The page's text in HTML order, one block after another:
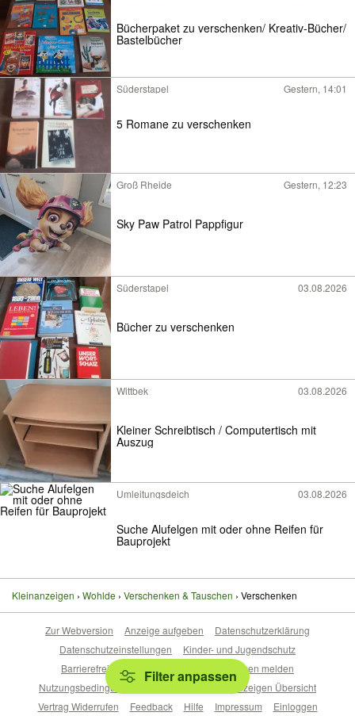
Bücherpaket zu verschenken/ Kreativ-Bücher/
Bastelbücher
Süderstapel Gestern, 14:01
5 Romane zu verschenken
Groß Rheide Gestern, 12:23
Sky Paw Patrol Pappfigur
Süderstapel 03.08.2026
Bücher zu verschenken
Wittbek 03.08.2026
Kleiner Schreibtisch / Computertisch mit
Auszug
Umleitungsdeich 03.08.2026
Suche Alufelgen mit oder ohne Reifen für
Bauprojekt
Kleinanzeigen Wohlde Verschenken & Tauschen Verschenken
Filter anpassen
Zur Webversion Anzeige aufgeben
Datenschutzerklärung
Datenschutzeinstellungen
Kinder- und Jugendschutz
Barrierefreiheitserklärung
Sicherheitslücken melden
Nutzungsbedingungen
Beliebte Suchen
Anzeigen Übersicht
Vertrag Widerrufen
Feedback Hilfe Impressum Einloggen